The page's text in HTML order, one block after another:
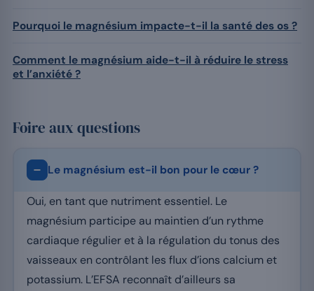
Pourquoi le magnésium impacte-t-il la santé des os ?
Comment le magnésium aide-t-il à réduire le stress
et l’anxiété ?
Foire aux questions
Le magnésium est-il bon pour le cœur ?
Oui, en tant que nutriment essentiel. Le
magnésium participe au maintien d’un rythme
cardiaque régulier et à la régulation du tonus des
vaisseaux en contrôlant les flux d’ions calcium et
potassium. L’EFSA reconnaît d’ailleurs sa